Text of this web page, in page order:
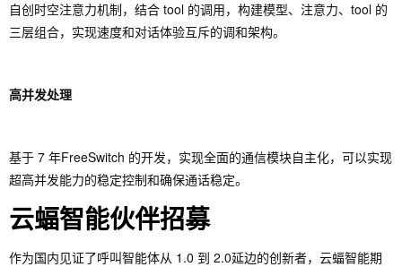
自创时空注意力机制，结合 tool 的调用，构建模型、注意力、tool 的
三层组合，实现速度和对话体验互斥的调和架构。
高并发处理
基于 7 年FreeSwitch 的开发，实现全面的通信模块自主化，可以实现
超高并发能力的稳定控制和确保通话稳定。
云蝠智能伙伴招募
作为国内见证了呼叫智能体从 1.0 到 2.0延边的创新者，云蝠智能期